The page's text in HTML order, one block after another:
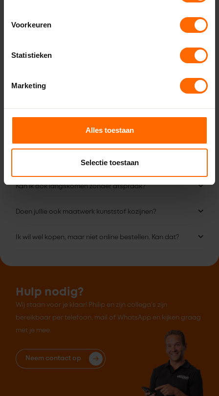
Voorkeuren
Statistieken
Marketing
Alles toestaan
Selectie toestaan
Lichtenvoorde – Witzand
Drachten – Bouwcenter Concordia
Veelgestelde vragen
Kan ik ook langskomen zonder afspraak?
Doen jullie ook maatwerk kunststof kozijnen?
Ik wil wel kopen, maar niet online bestellen. Kan dat?
Hulp nodig?
Wij staan voor je klaar! Philip en zijn collega's zijn
bereikbaar per telefoon, mail of WhatsApp en kijken graag
met je mee.
Neem contact op